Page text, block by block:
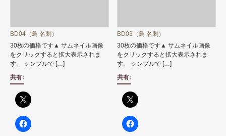
BD04（鳥 名刺）
30枚の価格です▲ サムネイル画像
をクリックすると拡大表示されま
す。 シンプルで […]
共有:
BD03（鳥 名刺）
30枚の価格です▲ サムネイル画像
をクリックすると拡大表示されま
す。 シンプルで […]
共有: